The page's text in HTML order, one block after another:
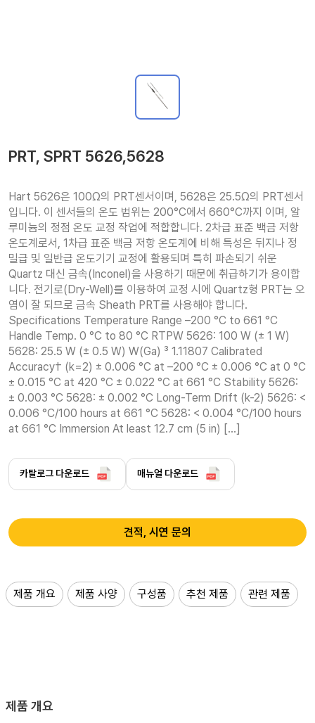
PRT, SPRT 5626,5628
Hart 5626은 100Ω의 PRT센서이며, 5628은 25.5Ω의 PRT센서
입니다. 이 센서들의 온도 범위는 200°C에서 660°C까지 이며, 알
루미늄의 정점 온도 교정 작업에 적합합니다. 2차급 표준 백금 저항
온도계로서, 1차급 표준 백금 저항 온도계에 비해 특성은 뒤지나 정
밀급 및 일반급 온도기기 교정에 활용되며 특히 파손되기 쉬운
Quartz 대신 금속(Inconel)을 사용하기 때문에 취급하기가 용이합
니다. 전기로(Dry-Well)를 이용하여 교정 시에 Quartz형 PRT는 오
염이 잘 되므로 금속 Sheath PRT를 사용해야 합니다.
Specifications Temperature Range –200 °C to 661 °C
Handle Temp. 0 °C to 80 °C RTPW 5626: 100 W (± 1 W)
5628: 25.5 W (± 0.5 W) W(Ga) ³ 1.11807 Calibrated
Accuracy† (k=2) ± 0.006 °C at –200 °C ± 0.006 °C at 0 °C
± 0.015 °C at 420 °C ± 0.022 °C at 661 °C Stability 5626:
± 0.003 °C 5628: ± 0.002 °C Long-Term Drift (k-2) 5626: <
0.006 °C/100 hours at 661 °C 5628: < 0.004 °C/100 hours
at 661 °C Immersion At least 12.7 cm (5 in) […]
카탈로그 다운로드 매뉴얼 다운로드
견적, 시연 문의
제품 개요 제품 사양 구성품 추천 제품 관련 제품
제품 개요